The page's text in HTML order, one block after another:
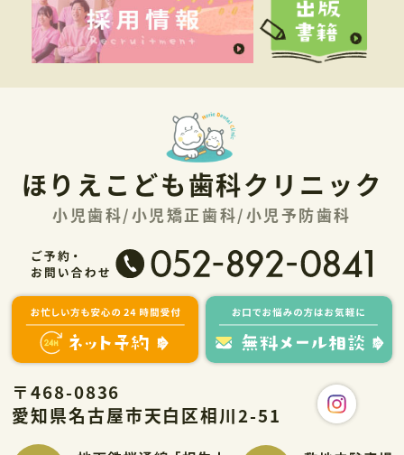
ほりえこども歯科クリニック
小児歯科/小児矯正歯科/小児予防歯科
〒468-0836
愛知県名古屋市天白区相川2-51